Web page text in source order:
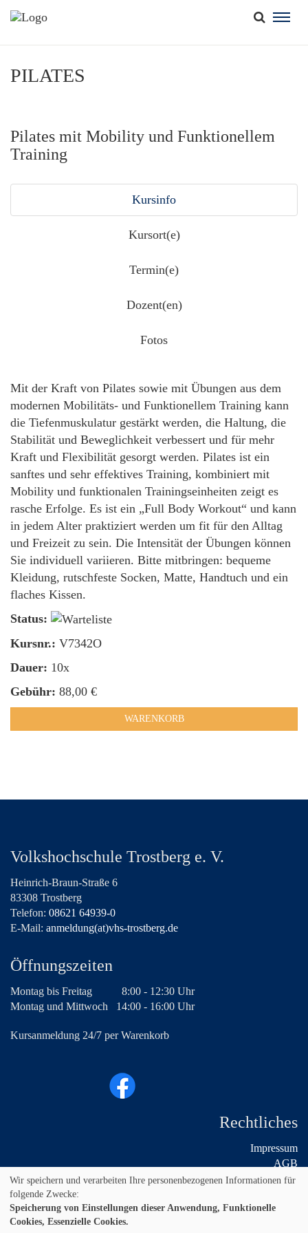
PILATES
Pilates mit Mobility und Funktionellem
Training
Kursinfo
Kursort(e)
Termin(e)
Dozent(en)
Fotos
Mit der Kraft von Pilates sowie mit Übungen aus dem
modernen Mobilitäts- und Funktionellem Training kann
die Tiefenmuskulatur gestärkt werden, die Haltung, die
Stabilität und Beweglichkeit verbessert und für mehr
Kraft und Flexibilität gesorgt werden. Pilates ist ein
sanftes und sehr effektives Training, kombiniert mit
Mobility und funktionalen Trainingseinheiten zeigt es
rasche Erfolge. Es ist ein „Full Body Workout“ und kann
in jedem Alter praktiziert werden um fit für den Alltag
und Freizeit zu sein. Die Intensität der Übungen können
Sie individuell variieren. Bitte mitbringen: bequeme
Kleidung, rutschfeste Socken, Matte, Handtuch und ein
flaches Kissen.
Status:
Kursnr.: V7342O
Dauer: 10x
Gebühr: 88,00 €
WARENKORB
Volkshochschule Trostberg e. V.
Heinrich-Braun-Straße 6
83308 Trostberg
Telefon: 08621 64939-0
E-Mail: anmeldung(at)vhs-trostberg.de
Öffnungszeiten
Montag bis Freitag
8:00 - 12:30 Uhr
Montag und Mittwoch 14:00 - 16:00 Uhr
Kursanmeldung 24/7 per Warenkorb
Rechtliches
Impressum
AGB
Widerruf
Wir speichern und verarbeiten Ihre personenbezogenen Informationen für
folgende Zwecke:
Speicherung von Einstellungen dieser Anwendung, Funktionelle
Cookies, Essenzielle Cookies.